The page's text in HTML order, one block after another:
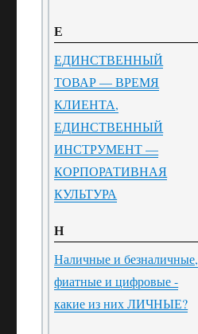
Е
ЕДИНСТВЕННЫЙ
ТОВАР — ВРЕМЯ
КЛИЕНТА,
ЕДИНСТВЕННЫЙ
ИНСТРУМЕНТ —
КОРПОРАТИВНАЯ
КУЛЬТУРА
Н
Наличные и безналичные,
фиатные и цифровые -
какие из них ЛИЧНЫЕ?